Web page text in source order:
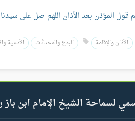
قول المؤذن بعد الأذان اللهم صل على
الأذان والإقامة البدع والمحدثات الأدعية
لسماحة الشيخ الإمام ابن باز